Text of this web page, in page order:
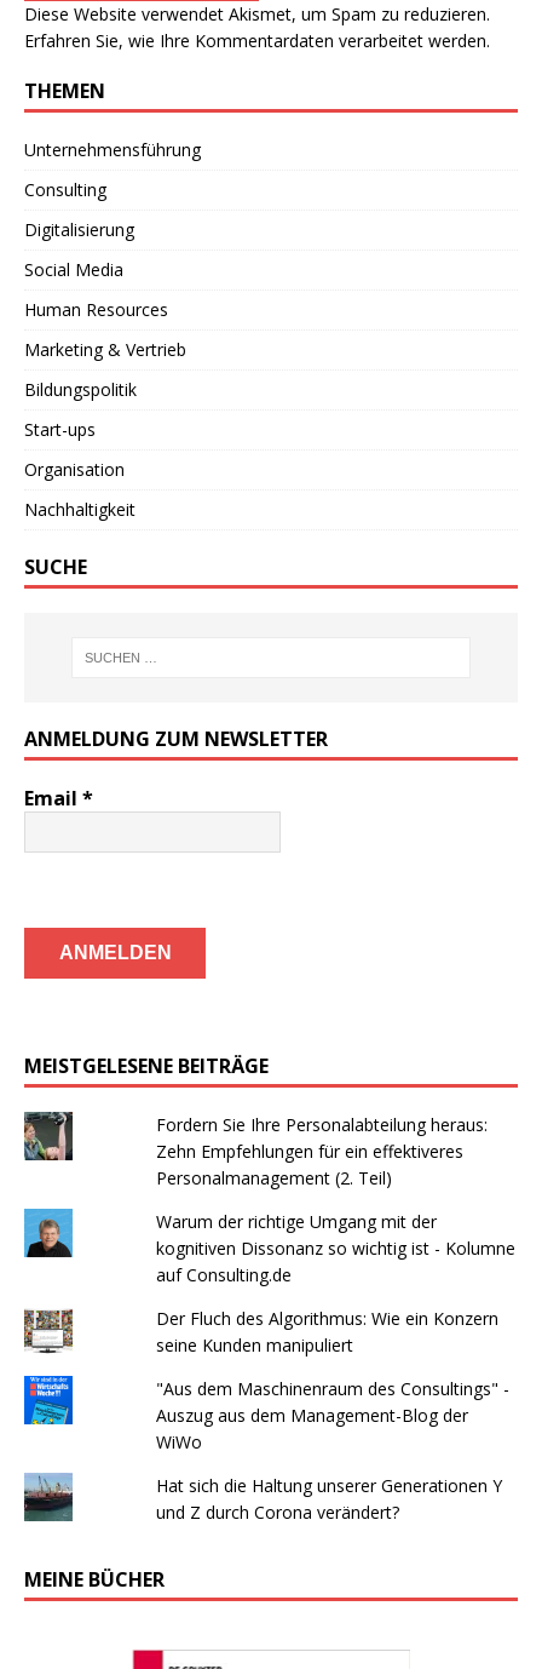
Diese Website verwendet Akismet, um Spam zu reduzieren.
Erfahren Sie, wie Ihre Kommentardaten verarbeitet werden.
THEMEN
Unternehmensführung
Consulting
Digitalisierung
Social Media
Human Resources
Marketing & Vertrieb
Bildungspolitik
Start-ups
Organisation
Nachhaltigkeit
SUCHE
ANMELDUNG ZUM NEWSLETTER
Email *
MEISTGELESENE BEITRÄGE
Fordern Sie Ihre Personalabteilung heraus:
Zehn Empfehlungen für ein effektiveres
Personalmanagement (2. Teil)
Warum der richtige Umgang mit der
kognitiven Dissonanz so wichtig ist - Kolumne
auf Consulting.de
Der Fluch des Algorithmus: Wie ein Konzern
seine Kunden manipuliert
"Aus dem Maschinenraum des Consultings" -
Auszug aus dem Management-Blog der
WiWo
Hat sich die Haltung unserer Generationen Y
und Z durch Corona verändert?
MEINE BÜCHER